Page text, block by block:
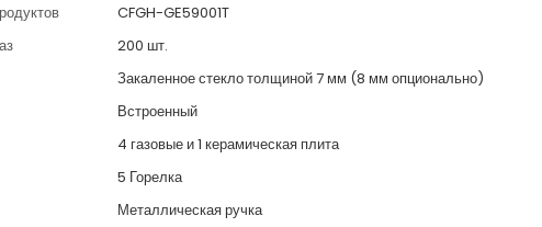
CFGH-GE59001T
200 шт.
Закаленное стекло толщиной 7 мм (8 мм опционально)
Встроенный
4 газовые и 1 керамическая плита
5 Горелка
Металлическая ручка